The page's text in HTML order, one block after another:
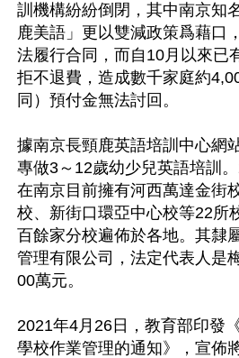
訓機構紛紛倒閉，其中南京知
鹿美語」更以雙減政策爲藉口
法履行合同，而自10月以來已
拒不退費，造成數千家庭約
同）預付金無法討回。
據南京長頸鹿英語培訓中心網
專做3～12歲幼少兒英語培訓
在南京目前擁有河西萬達金街
校、新街口環亞中心校等22所
百餘家分校遍佈於各地。其隸
管理有限公司，法定代表人是
00萬元。
2021年4月26日，教育部印發
學校作業管理的通知》，宣佈